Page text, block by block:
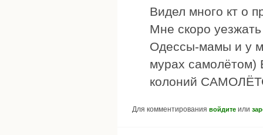
Видел много кт о
Мне скоро
Одессы-мамы и у
мурах самолётом)
колоний
Для комментирования войдите или